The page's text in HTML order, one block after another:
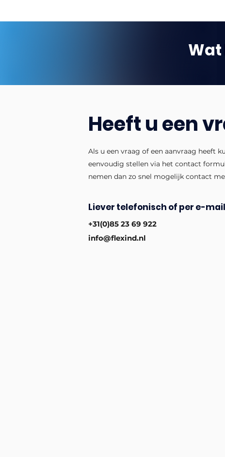
Wat
Heeft u een
Als u een vraag of een aanvraag heeft
eenvoudig stellen via het contact
nemen dan zo snel mogelijk contact
Liever telefonisch of per e-
+31(0)85 23 69 922
info@flexind.nl